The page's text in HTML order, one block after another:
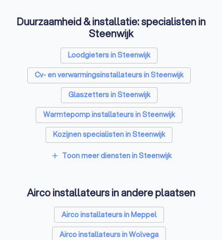
Duurzaamheid & installatie: specialisten in
Steenwijk
Loodgieters in Steenwijk
Cv- en verwarmingsinstallateurs in Steenwijk
Glaszetters in Steenwijk
Warmtepomp installateurs in Steenwijk
Kozijnen specialisten in Steenwijk
Zonnepanelen-installateurs in Steenwijk
Thuisbatterij installateurs in Steenwijk
add Toon meer diensten in Steenwijk
Airco installateurs in andere plaatsen
Airco installateurs in Meppel
Airco installateurs in Wolvega